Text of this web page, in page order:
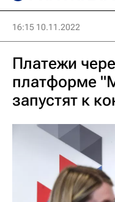
16:15 10.11.2022
Платежи
платформе
запустят к